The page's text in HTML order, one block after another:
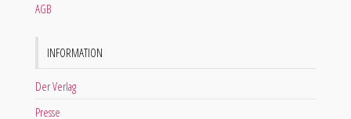
AGB
INFORMATION
Der Verlag
Presse